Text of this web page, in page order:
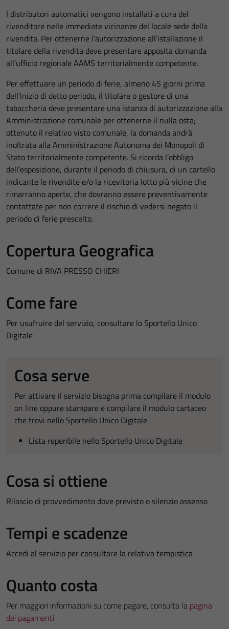
I distributori automatici vengono installati a cura del
rivenditore nelle immediate vicinanze del locale sede della
rivendita. Per ottenerne l’autorizzazione all’istallazione il
titolare della rivendita deve presentare apposita domanda
all’ufficio regionale AAMS territorialmente competente.
Per effettuare un periodo di ferie, almeno 45 giorni prima
dell’inizio di detto periodo, il titolare o gestore di una
tabaccheria deve presentare una istanza di autorizzazione alla
Amministrazione comunale per ottenerne il nulla osta;
ottenuto il relativo visto comunale, la domanda andrà
inoltrata alla Amministrazione Autonoma dei Monopoli di
Stato territorialmente competente. Si ricorda l’obbligo
dell’esposizione, durante il periodo di chiusura, di un cartello
indicante le rivendite e/o la ricevitoria lotto più vicine che
rimarranno aperte, che dovranno essere preventivamente
contattate per non correre il rischio di vedersi negato il
periodo di ferie prescelto.
Copertura Geografica
Comune di RIVA PRESSO CHIERI
Come fare
Per usufruire del servizio, consultare lo Sportello Unico
Digitale
Cosa serve
Per attivare il servizio bisogna prima compilare il modulo
on line oppure stampare e compilare il modulo cartaceo
che trovi nello Sportello Unico Digitale
Lista reperibile nello Sportello Unico Digitale
Cosa si ottiene
Rilascio di provvedimento dove previsto o silenzio assenso
Tempi e scadenze
Accedi al servizio per consultare la relativa tempistica
Quanto costa
Per maggiori informazioni su come pagare, consulta la pagina
dei pagamenti